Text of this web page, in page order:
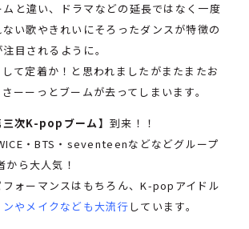
と違い、ドラマなどの延長ではなく一度
い歌やきれいにそろったダンスが特徴の
目されるように。
て定着か！と思われましたがまたまたお
ーーっとブームが去ってしまいます。
三次K-popブーム】 到来！！
・BTS・seventeenなどなどグループ
ら大人気！
ォーマンスはもちろん、K-popアイドル
ンやメイクなども大流行 しています。